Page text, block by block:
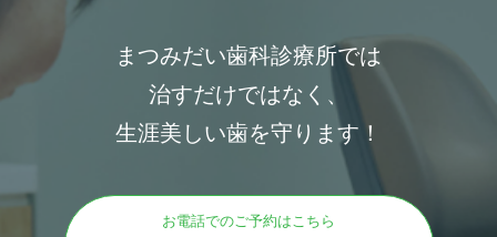
まつみだい歯科診療所では
治すだけではなく、
生涯美しい歯を守ります！
お電話でのご予約はこちら